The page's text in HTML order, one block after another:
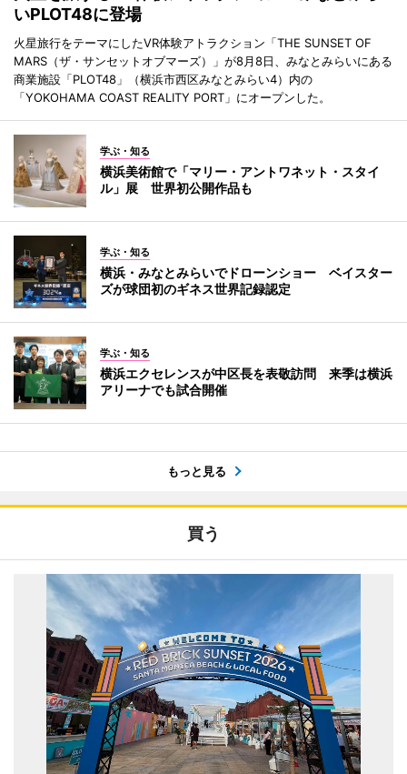
いPLOT48に登場
火星旅行をテーマにしたVR体験アトラクション「THE SUNSET OF
MARS（ザ・サンセットオブマーズ）」が8月8日、みなとみらいにある
商業施設「PLOT48」（横浜市西区みなとみらい4）内の
「YOKOHAMA COAST REALITY PORT」にオープンした。
学ぶ・知る
横浜美術館で「マリー・アントワネット・スタイ
ル」展 世界初公開作品も
学ぶ・知る
横浜・みなとみらいでドローンショー ベイスター
ズが球団初のギネス世界記録認定
学ぶ・知る
横浜エクセレンスが中区長を表敬訪問 来季は横浜
アリーナでも試合開催
もっと見る
買う